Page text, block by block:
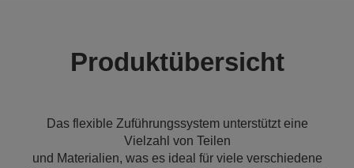
Produktübersicht
Das flexible Zuführungssystem unterstützt eine
Vielzahl von Teilen
und Materialien, was es ideal für viele verschiedene